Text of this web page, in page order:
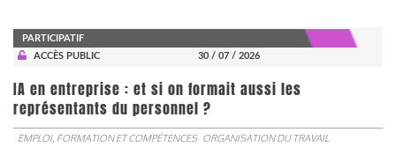
PARTICIPATIF
ACCÈS PUBLIC
30 / 07 / 2026
IA en entreprise : et si on formait aussi les
représentants du personnel ?
EMPLOI, FORMATION ET COMPÉTENCES ORGANISATION DU TRAVAIL